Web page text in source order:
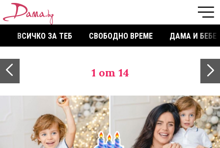
ВСИЧКО ЗА ТЕБ СВОБОДНО ВРЕМЕ ДАМА И БЕБЕ
1 от 14